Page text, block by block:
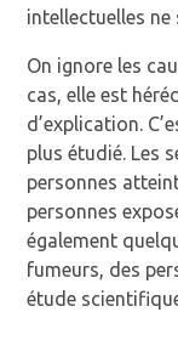
intellectuelles ne
On ignore les
cas, elle est
d’explication.
plus étudié. Les
personnes
personnes
également
fumeurs, des
étude